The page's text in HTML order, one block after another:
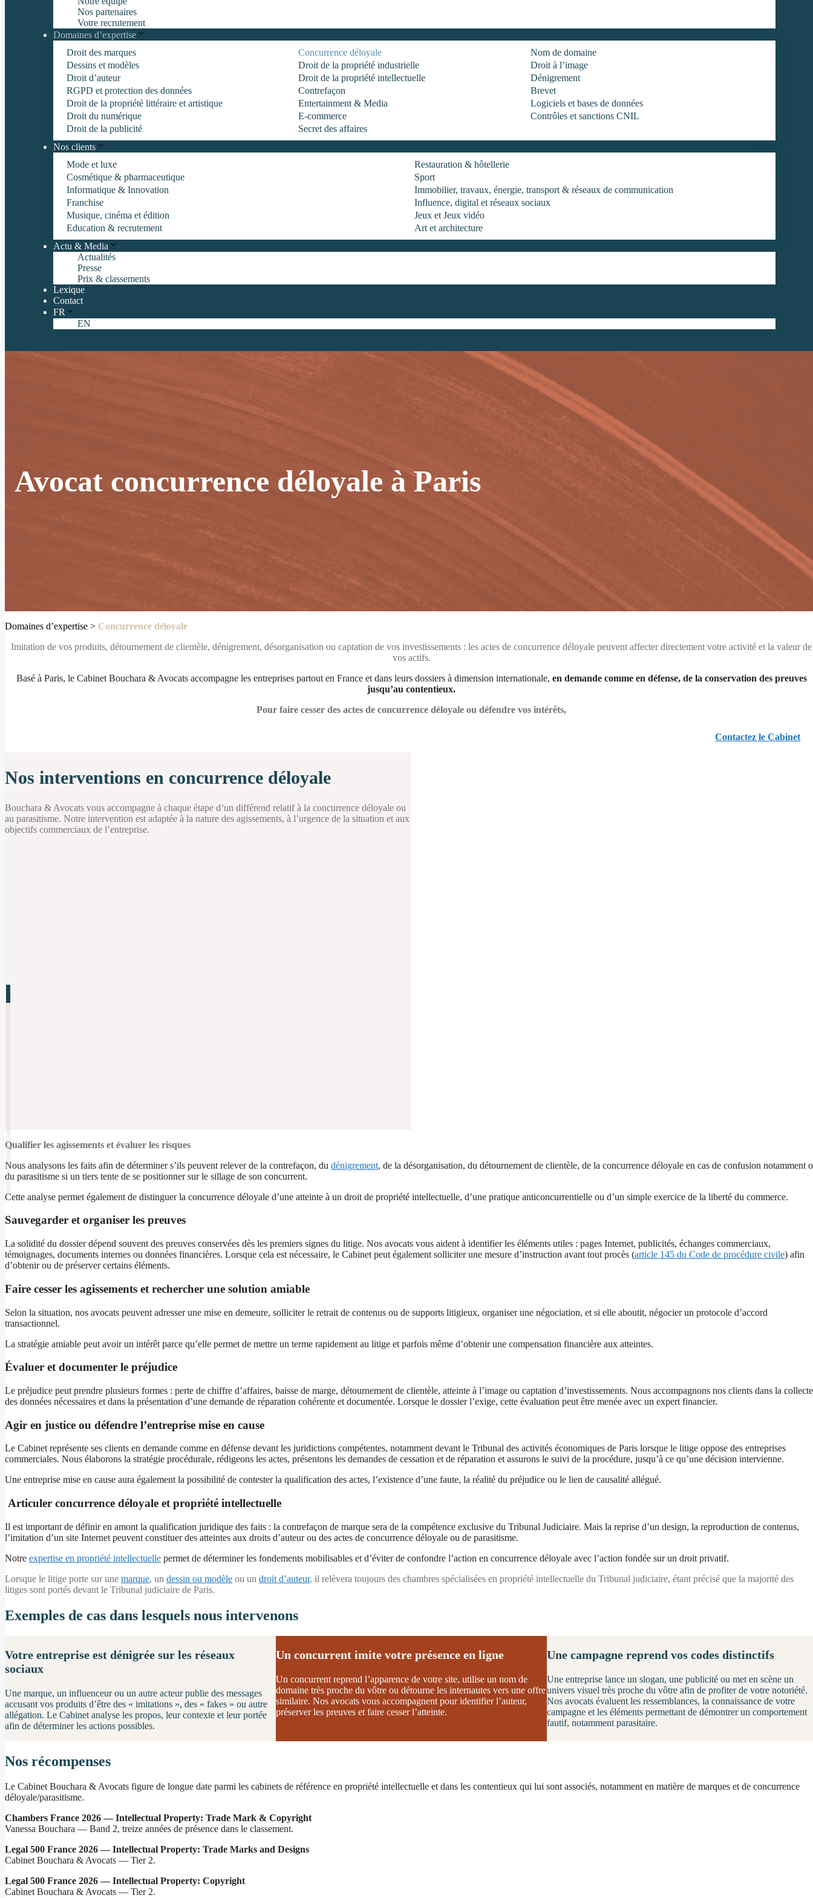
Nos partenaires
Votre recrutement
Domaines d’expertise
Droit des marques
Dessins et modèles
Droit d’auteur
RGPD et protection des données
Droit de la propriété littéraire et artistique
Droit du numérique
Droit de la publicité
Concurrence déloyale
Droit de la propriété industrielle
Droit de la propriété intellectuelle
Contrefaçon
Entertainment & Media
E-commerce
Secret des affaires
Nom de domaine
Droit à l’image
Dénigrement
Brevet
Logiciels et bases de données
Contrôles et sanctions CNIL
Nos clients
Mode et luxe
Cosmétique & pharmaceutique
Informatique & Innovation
Franchise
Musique, cinéma et édition
Education & recrutement
Restauration & hôtellerie
Sport
Immobilier, travaux, énergie, transport & réseaux de communication
Influence, digital et réseaux sociaux
Jeux et Jeux vidéo
Art et architecture
Actu & Media
Actualités
Presse
Prix & classements
Lexique
Contact
FR
EN
Avocat concurrence déloyale à Paris
Domaines d’expertise > Concurrence déloyale
Imitation de vos produits, détournement de clientèle, dénigrement, désorganisation ou captation de vos investissements : les actes de concurrence déloyale peuvent affecter directement votre activité et la valeur de
vos actifs.
Basé à Paris, le Cabinet Bouchara & Avocats accompagne les entreprises partout en France et dans leurs dossiers à dimension internationale, en demande comme en défense, de la conservation des preuves
jusqu’au contentieux.
Pour faire cesser des actes de concurrence déloyale ou défendre vos intérêts,
Contactez le Cabinet
Nos interventions en concurrence déloyale
Bouchara & Avocats vous accompagne à chaque étape d’un différend relatif à la concurrence déloyale ou
au parasitisme. Notre intervention est adaptée à la nature des agissements, à l’urgence de la situation et aux
objectifs commerciaux de l’entreprise.
Qualifier les agissements et évaluer les risques
Nous analysons les faits afin de déterminer s’ils peuvent relever de la contrefaçon, du dénigrement, de la désorganisation, du détournement de clientèle, de la concurrence déloyale en cas de confusion notamment
du parasitisme si un tiers tente de se positionner sur le sillage de son concurrent.
Cette analyse permet également de distinguer la concurrence déloyale d’une atteinte à un droit de propriété intellectuelle, d’une pratique anticoncurrentielle ou d’un simple exercice de la liberté du commerce.
Sauvegarder et organiser les preuves
La solidité du dossier dépend souvent des preuves conservées dès les premiers signes du litige. Nos avocats vous aident à identifier les éléments utiles : pages Internet, publicités, échanges commerciaux,
témoignages, documents internes ou données financières. Lorsque cela est nécessaire, le Cabinet peut également solliciter une mesure d’instruction avant tout procès (article 145 du Code de procédure civile) afin
d’obtenir ou de préserver certains éléments.
Faire cesser les agissements et rechercher une solution amiable
Selon la situation, nos avocats peuvent adresser une mise en demeure, solliciter le retrait de contenus ou de supports litigieux, organiser une négociation, et si elle aboutit, négocier un protocole d’accord
transactionnel.
La stratégie amiable peut avoir un intérêt parce qu’elle permet de mettre un terme rapidement au litige et parfois même d’obtenir une compensation financière aux atteintes.
Évaluer et documenter le préjudice
Le préjudice peut prendre plusieurs formes : perte de chiffre d’affaires, baisse de marge, détournement de clientèle, atteinte à l’image ou captation d’investissements. Nous accompagnons nos clients dans la collecte
des données nécessaires et dans la présentation d’une demande de réparation cohérente et documentée. Lorsque le dossier l’exige, cette évaluation peut être menée avec un expert financier.
Agir en justice ou défendre l’entreprise mise en cause
Le Cabinet représente ses clients en demande comme en défense devant les juridictions compétentes, notamment devant le Tribunal des activités économiques de Paris lorsque le litige oppose des entreprises
commerciales. Nous élaborons la stratégie procédurale, rédigeons les actes, présentons les demandes de cessation et de réparation et assurons le suivi de la procédure, jusqu’à ce qu’une décision intervienne.
Une entreprise mise en cause aura également la possibilité de contester la qualification des actes, l’existence d’une faute, la réalité du préjudice ou le lien de causalité allégué.
Articuler concurrence déloyale et propriété intellectuelle
Il est important de définir en amont la qualification juridique des faits : la contrefaçon de marque sera de la compétence exclusive du Tribunal Judiciaire. Mais la reprise d’un design, la reproduction de contenus,
l’imitation d’un site Internet peuvent constituer des atteintes aux droits d’auteur ou des actes de concurrence déloyale ou de parasitisme.
Notre expertise en propriété intellectuelle permet de déterminer les fondements mobilisables et d’éviter de confondre l’action en concurrence déloyale avec l’action fondée sur un droit privatif.
Lorsque le litige porte sur une marque, un dessin ou modèle ou un droit d’auteur, il relèvera toujours des chambres spécialisées en propriété intellectuelle du Tribunal judiciaire, étant précisé que la majorité des
litiges sont portés devant le Tribunal judiciaire de Paris.
Exemples de cas dans lesquels nous intervenons
Votre entreprise est dénigrée sur les réseaux
sociaux
Une marque, un influenceur ou un autre acteur publie des messages
accusant vos produits d’être des « imitations », des « fakes » ou autre
allégation. Le Cabinet analyse les propos, leur contexte et leur portée
afin de déterminer les actions possibles.
Un concurrent imite votre présence en ligne
Un concurrent reprend l’apparence de votre site, utilise un nom de
domaine très proche du vôtre ou détourne les internautes vers une offre
similaire. Nos avocats vous accompagnent pour identifier l’auteur,
préserver les preuves et faire cesser l’atteinte.
Une campagne reprend vos codes distinctifs
Une entreprise lance un slogan, une publicité ou met en scène un
univers visuel très proche du vôtre afin de profiter de votre notoriété.
Nos avocats évaluent les ressemblances, la connaissance de votre
campagne et les éléments permettant de démontrer un comportement
fautif, notamment parasitaire.
Nos récompenses
Le Cabinet Bouchara & Avocats figure de longue date parmi les cabinets de référence en propriété intellectuelle et dans les contentieux qui lui sont associés, notamment en matière de marques et de concurrence
déloyale/parasitisme.
Chambers France 2026 — Intellectual Property: Trade Mark & Copyright
Vanessa Bouchara — Band 2, treize années de présence dans le classement.
Legal 500 France 2026 — Intellectual Property: Trade Marks and Designs
Cabinet Bouchara & Avocats — Tier 2.
Legal 500 France 2026 — Intellectual Property: Copyright
Cabinet Bouchara & Avocats — Tier 2.